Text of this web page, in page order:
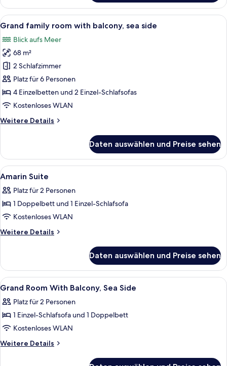
family
room
with
sea
side
Alle
Fotos
für
Grand
family
room
with
balcony,
side
Ein modernes Hotelzimmer mit
12
Grand family room with balcony, sea side
Blick aufs Meer
68 m²
2 Schlafzimmer
Platz für 6 Personen
4 Einzelbetten und 2 Einzel-Schlafsofas
Kostenloses WLAN
Weitere Details
Weitere
family
room
with
sea
side
Daten auswählen und Preise sehen
Alle
Fotos
für
Amarin
Suite
anzeigen
Minibar, Zimmersafe, Schreibtisch,
3
Amarin Suite
Platz für 2 Personen
1 Doppelbett und 1 Einzel-Schlafsofa
Kostenloses WLAN
Weitere Details
Weitere
Suite
Daten auswählen und Preise sehen
Alle
Fotos
für
Grand
Room
With
2
Grand Room With Balcony, Sea Side
Platz für 2 Personen
1 Einzel-Schlafsofa und 1 Doppelbett
Kostenloses WLAN
Weitere Details
Weitere